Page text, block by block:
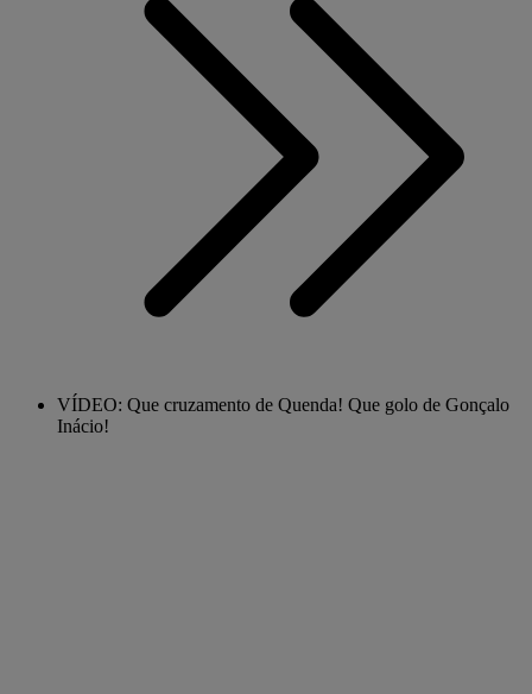
VÍDEO: Que cruzamento de Quenda! Que golo de Gonçalo
Inácio!